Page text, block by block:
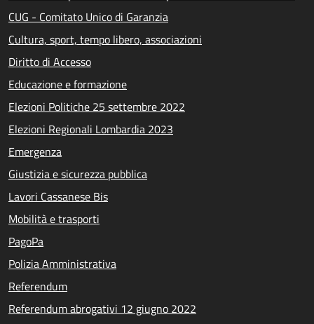
CUG - Comitato Unico di Garanzia
Cultura, sport, tempo libero, associazioni
Diritto di Accesso
Educazione e formazione
Elezioni Politiche 25 settembre 2022
Elezioni Regionali Lombardia 2023
Emergenza
Giustizia e sicurezza pubblica
Lavori Cassanese Bis
Mobilità e trasporti
PagoPa
Polizia Amministrativa
Referendum
Referendum abrogativi 12 giugno 2022